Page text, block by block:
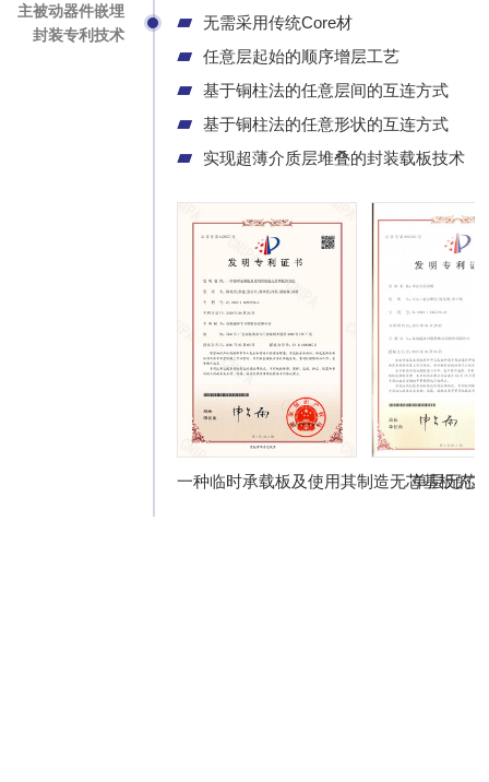
主被动器件嵌埋
封装专利技术
无需采用传统Core材
任意层起始的顺序增层工艺
基于铜柱法的任意层间的互连方式
基于铜柱法的任意形状的互连方式
实现超薄介质层堆叠的封装载板技术
一种临时承载板及使用其制造无芯基板的
单层无芯